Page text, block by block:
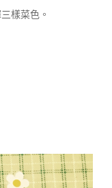
樣菜色。